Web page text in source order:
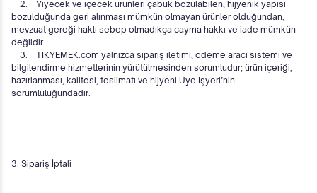
2. Yiyecek ve içecek ürünleri çabuk bozulabilen, hijyenik yapısı
bozulduğunda geri alınması mümkün olmayan ürünler olduğundan,
mevzuat gereği haklı sebep olmadıkça cayma hakkı ve iade mümkün
değildir.
3. TIKYEMEK.com yalnızca sipariş iletimi, ödeme aracı sistemi ve
bilgilendirme hizmetlerinin yürütülmesinden sorumludur; ürün içeriği,
hazırlanması, kalitesi, teslimatı ve hijyeni Üye İşyeri’nin
sorumluluğundadır.
⸻
3. Sipariş İptali